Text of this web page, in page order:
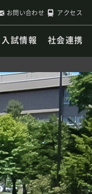
お問い合わせ アクセス
入試情報 社会連携